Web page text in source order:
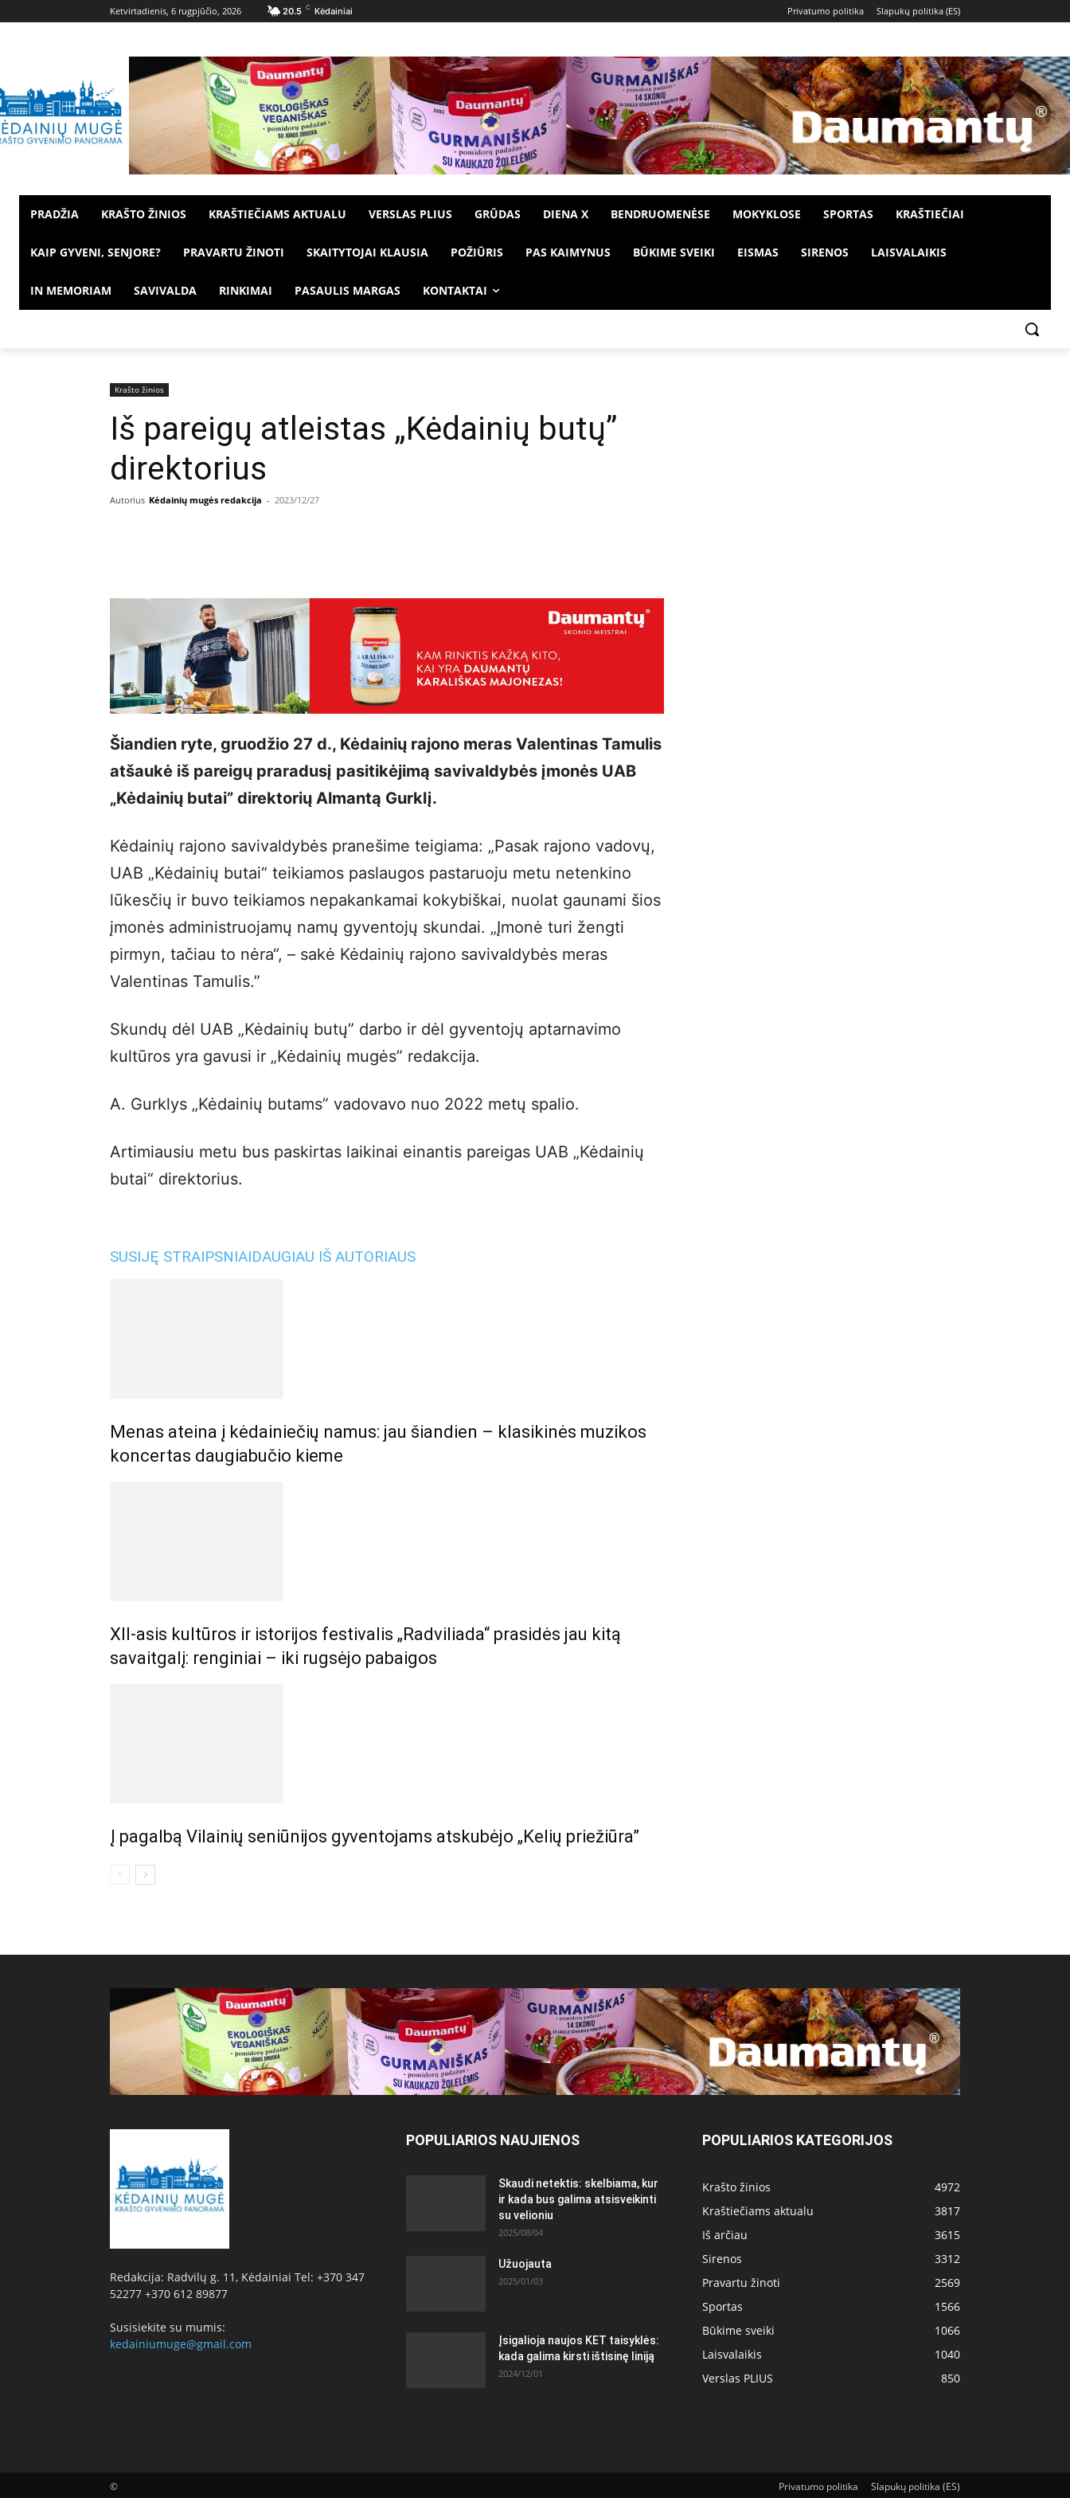
Ketvirtadienis, 6 rugpjūčio, 2026 20.5 C Kėdainiai Privatumo politika Slapukų politika (ES)
PRADŽIA KRAŠTO ŽINIOS KRAŠTIEČIAMS AKTUALU VERSLAS PLIUS GRŪDAS DIENA X BENDRUOMENĖSE MOKYKLOSE SPORTAS KRAŠTIEČIAI
KAIP GYVENI, SENJORE? PRAVARTU ŽINOTI SKAITYTOJAI KLAUSIA POŽIŪRIS PAS KAIMYNUS BŪKIME SVEIKI EISMAS SIRENOS LAISVALAIKIS
IN MEMORIAM SAVIVALDA RINKIMAI PASAULIS MARGAS KONTAKTAI
Krašto žinios
Iš pareigų atleistas „Kėdainių butų”
direktorius
Autorius Kėdainių mugės redakcija - 2023/12/27
Šiandien ryte, gruodžio 27 d., Kėdainių rajono meras Valentinas Tamulis
atšaukė iš pareigų praradusį pasitikėjimą savivaldybės įmonės UAB
„Kėdainių butai” direktorių Almantą Gurklį.
Kėdainių rajono savivaldybės pranešime teigiama: „Pasak rajono vadovų,
UAB „Kėdainių butai“ teikiamos paslaugos pastaruoju metu netenkino
lūkesčių ir buvo teikiamos nepakankamai kokybiškai, nuolat gaunami šios
įmonės administruojamų namų gyventojų skundai. „Įmonė turi žengti
pirmyn, tačiau to nėra“, – sakė Kėdainių rajono savivaldybės meras
Valentinas Tamulis.”
Skundų dėl UAB „Kėdainių butų” darbo ir dėl gyventojų aptarnavimo
kultūros yra gavusi ir „Kėdainių mugės” redakcija.
A. Gurklys „Kėdainių butams” vadovavo nuo 2022 metų spalio.
Artimiausiu metu bus paskirtas laikinai einantis pareigas UAB „Kėdainių
butai“ direktorius.
SUSIJĘ STRAIPSNIAIDAUGIAU IŠ AUTORIAUS
Menas ateina į kėdainiečių namus: jau šiandien – klasikinės muzikos
koncertas daugiabučio kieme
XII-asis kultūros ir istorijos festivalis „Radviliada“ prasidės jau kitą
savaitgalį: renginiai – iki rugsėjo pabaigos
Į pagalbą Vilainių seniūnijos gyventojams atskubėjo „Kelių priežiūra”
Redakcija: Radvilų g. 11, Kėdainiai Tel: +370 347
52277 +370 612 89877
Susisiekite su mumis:
kedainiumuge@gmail.com
POPULIARIOS NAUJIENOS
Skaudi netektis: skelbiama, kur
ir kada bus galima atsisveikinti
su velioniu
2025/08/04
Užuojauta
2025/01/03
Įsigalioja naujos KET taisyklės:
kada galima kirsti ištisinę liniją
2024/12/01
POPULIARIOS KATEGORIJOS
Krašto žinios
4972
Kraštiečiams aktualu
3817
Iš arčiau
3615
Sirenos
3312
Pravartu žinoti
2569
Sportas
1566
Būkime sveiki
1066
Laisvalaikis
1040
Verslas PLIUS
850
Privatumo politika Slapukų politika (ES)
©